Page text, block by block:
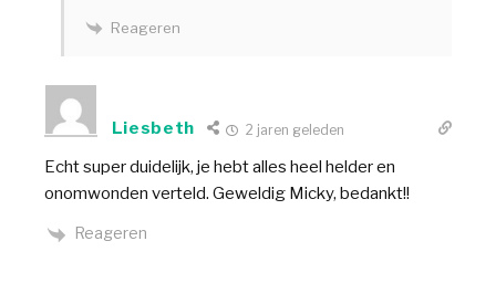
Reageren
Liesbeth 2 jaren geleden
Echt super duidelijk, je hebt alles heel helder en
onomwonden verteld. Geweldig Micky, bedankt!!
Reageren